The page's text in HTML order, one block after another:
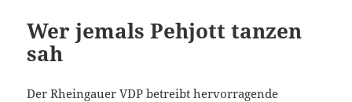
Wer jemals Pehjott tanzen
sah
Der Rheingauer VDP betreibt hervorragende